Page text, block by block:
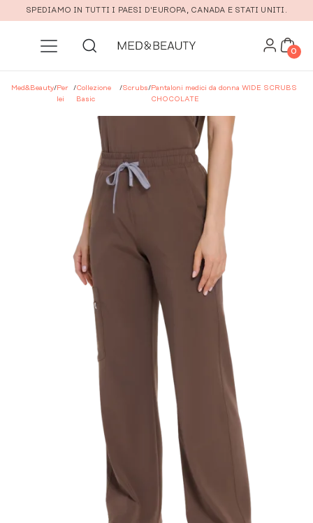
Vai al contenuto principale
SPEDIAMO IN TUTTI I PAESI D'EUROPA, CANADA E STATI UNITI.
0
Med&Beauty/Per
lei
/Collezione
Basic
/Scrubs/Pantaloni medici da donna WIDE SCRUBS
CHOCOLATE